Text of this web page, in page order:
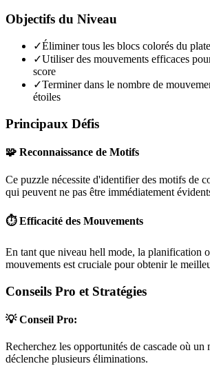
Objectifs du Niveau
✓Éliminer tous les blocs colorés du
✓Utiliser des mouvements efficaces
score
✓Terminer dans le nombre de
étoiles
Principaux Défis
🧩 Reconnaissance de Motifs
Ce puzzle nécessite d'identifier des motifs de
qui peuvent ne pas être immédiatement
⏱️ Efficacité des Mouvements
En tant que niveau hell mode, la planification
mouvements est cruciale pour obtenir le
Conseils Pro et Stratégies
💡 Conseil Pro:
Recherchez les opportunités de cascade où un
déclenche plusieurs éliminations.